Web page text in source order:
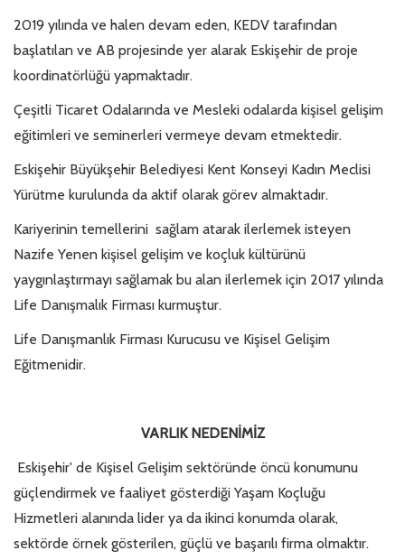
2019 yılında ve halen devam eden, KEDV tarafından
başlatılan ve AB projesinde yer alarak Eskişehir de proje
koordinatörlüğü yapmaktadır.
Çeşitli Ticaret Odalarında ve Mesleki odalarda kişisel gelişim
eğitimleri ve seminerleri vermeye devam etmektedir.
Eskişehir Büyükşehir Belediyesi Kent Konseyi Kadın Meclisi
Yürütme kurulunda da aktif olarak görev almaktadır.
Kariyerinin temellerini sağlam atarak ilerlemek isteyen
Nazife Yenen kişisel gelişim ve koçluk kültürünü
yaygınlaştırmayı sağlamak bu alan ilerlemek için 2017 yılında
Life Danışmalık Firması kurmuştur.
Life Danışmanlık Firması Kurucusu ve Kişisel Gelişim
Eğitmenidir.
VARLIK NEDENİMİZ
Eskişehir' de Kişisel Gelişim sektöründe öncü konumunu
güçlendirmek ve faaliyet gösterdiği Yaşam Koçluğu
Hizmetleri alanında lider ya da ikinci konumda olarak,
sektörde örnek gösterilen, güçlü ve başarılı firma olmaktır.